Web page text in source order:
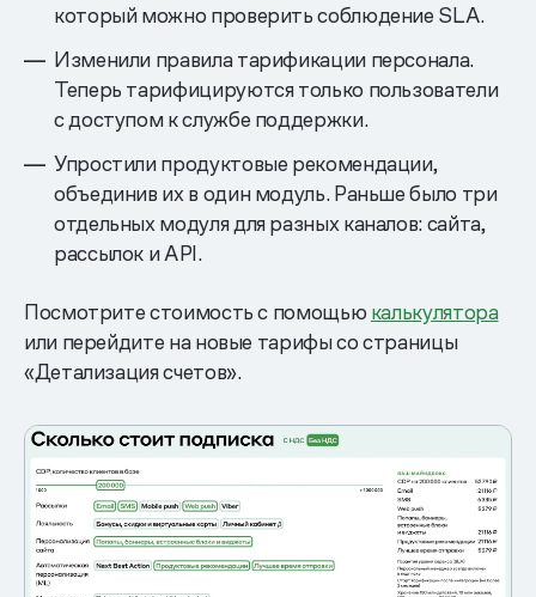
который можно проверить соблюдение SLA.
Изменили правила тарификации персонала.
Теперь тарифицируются только пользователи
с доступом к службе поддержки.
Упростили продуктовые рекомендации,
объединив их в один модуль. Раньше было три
отдельных модуля для разных каналов: сайта,
рассылок и API.
Посмотрите стоимость с помощью калькулятора
или перейдите на новые тарифы со страницы
«Детализация счетов».